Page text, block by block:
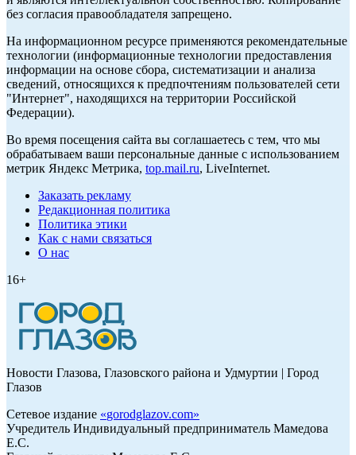
без согласия правообладателя запрещено.
На информационном ресурсе применяются рекомендательные
технологии (информационные технологии предоставления
информации на основе сбора, систематизации и анализа
сведений, относящихся к предпочтениям пользователей сети
"Интернет", находящихся на территории Российской
Федерации).
Во время посещения сайта вы соглашаетесь с тем, что мы
обрабатываем ваши персональные данные с использованием
метрик Яндекс Метрика, top.mail.ru, LiveInternet.
Заказать рекламу
Редакционная политика
Политика этики
Как с нами связаться
О нас
16+
Новости Глазова, Глазовского района и Удмуртии | Город
Глазов
Сетевое издание «gorodglazov.com»
Учредитель Индивидуальный предприниматель Мамедова
Е.С.